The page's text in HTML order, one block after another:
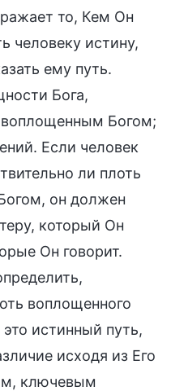
то, Кем Он
человеку истину,
ему путь.
Бога,
воплощенным Богом;
Если человек
ли плоть
он должен
который Он
Он говорит.
воплощенного
истинный путь,
исходя из Его
ключевым